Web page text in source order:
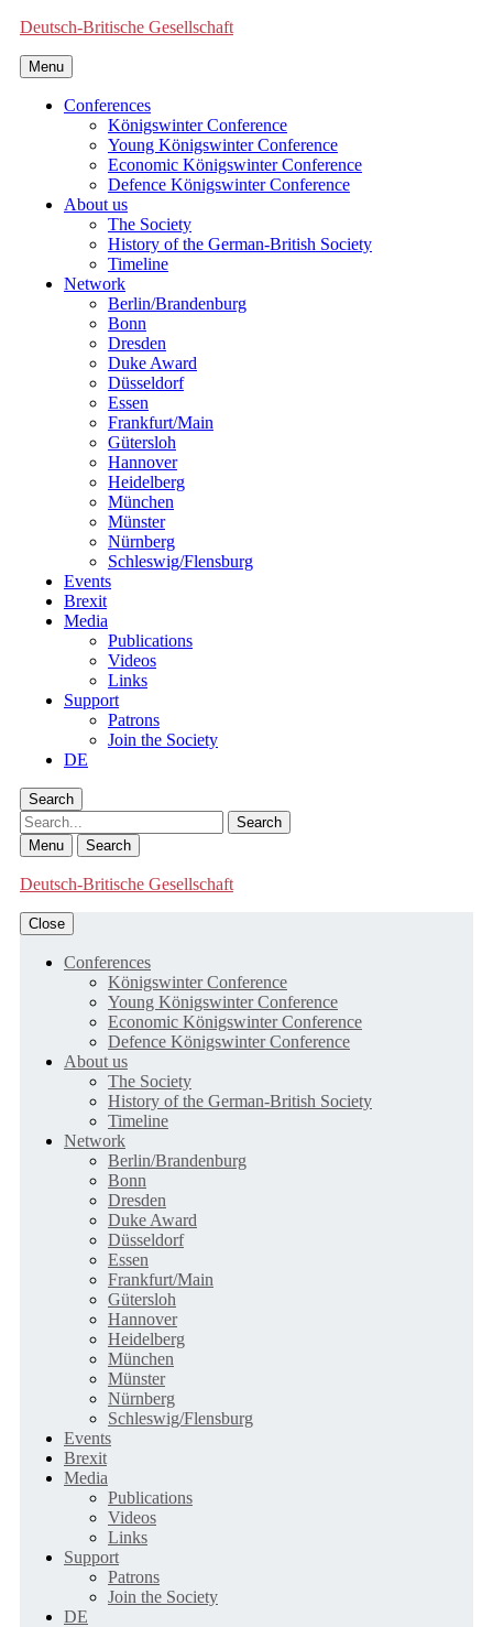
Deutsch-Britische Gesellschaft
Menu
Conferences
Königswinter Conference
Young Königswinter Conference
Economic Königswinter Conference
Defence Königswinter Conference
About us
The Society
History of the German-British Society
Timeline
Network
Berlin/Brandenburg
Bonn
Dresden
Duke Award
Düsseldorf
Essen
Frankfurt/Main
Gütersloh
Hannover
Heidelberg
München
Münster
Nürnberg
Schleswig/Flensburg
Events
Brexit
Media
Publications
Videos
Links
Support
Patrons
Join the Society
DE
Search
Search
Menu Search
Deutsch-Britische Gesellschaft
Close
Conferences
Königswinter Conference
Young Königswinter Conference
Economic Königswinter Conference
Defence Königswinter Conference
About us
The Society
History of the German-British Society
Timeline
Network
Berlin/Brandenburg
Bonn
Dresden
Duke Award
Düsseldorf
Essen
Frankfurt/Main
Gütersloh
Hannover
Heidelberg
München
Münster
Nürnberg
Schleswig/Flensburg
Events
Brexit
Media
Publications
Videos
Links
Support
Patrons
Join the Society
DE